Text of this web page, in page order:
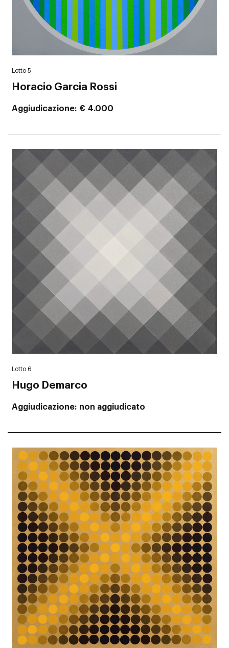
Lotto 5
Horacio Garcia Rossi
Aggiudicazione € 4.000
Lotto 6
Hugo Demarco
Aggiudicazione non aggiudicato